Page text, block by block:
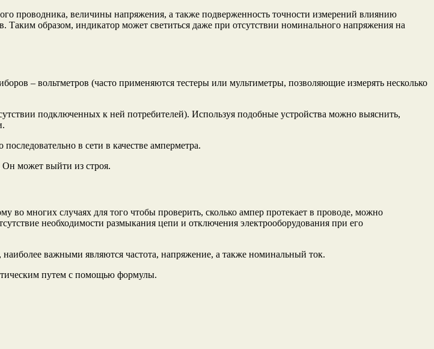
проводника, величины напряжения, а также подверженность точности измерений влиянию
образом, индикатор может светиться даже при отсутствии номинального напряжения на
– вольтметров (часто применяются тестеры или мультиметры, позволяющие измерять несколько
подключенных к ней потребителей). Используя подобные устройства можно выяснить,
в сети в качестве амперметра.
Он может выйти из строя.
во многих случаях для того чтобы проверить, сколько ампер протекает в проводе, можно
необходимости размыкания цепи и отключения электрооборудования при его
важными являются частота, напряжение, а также номинальный ток.
путем с помощью формулы.